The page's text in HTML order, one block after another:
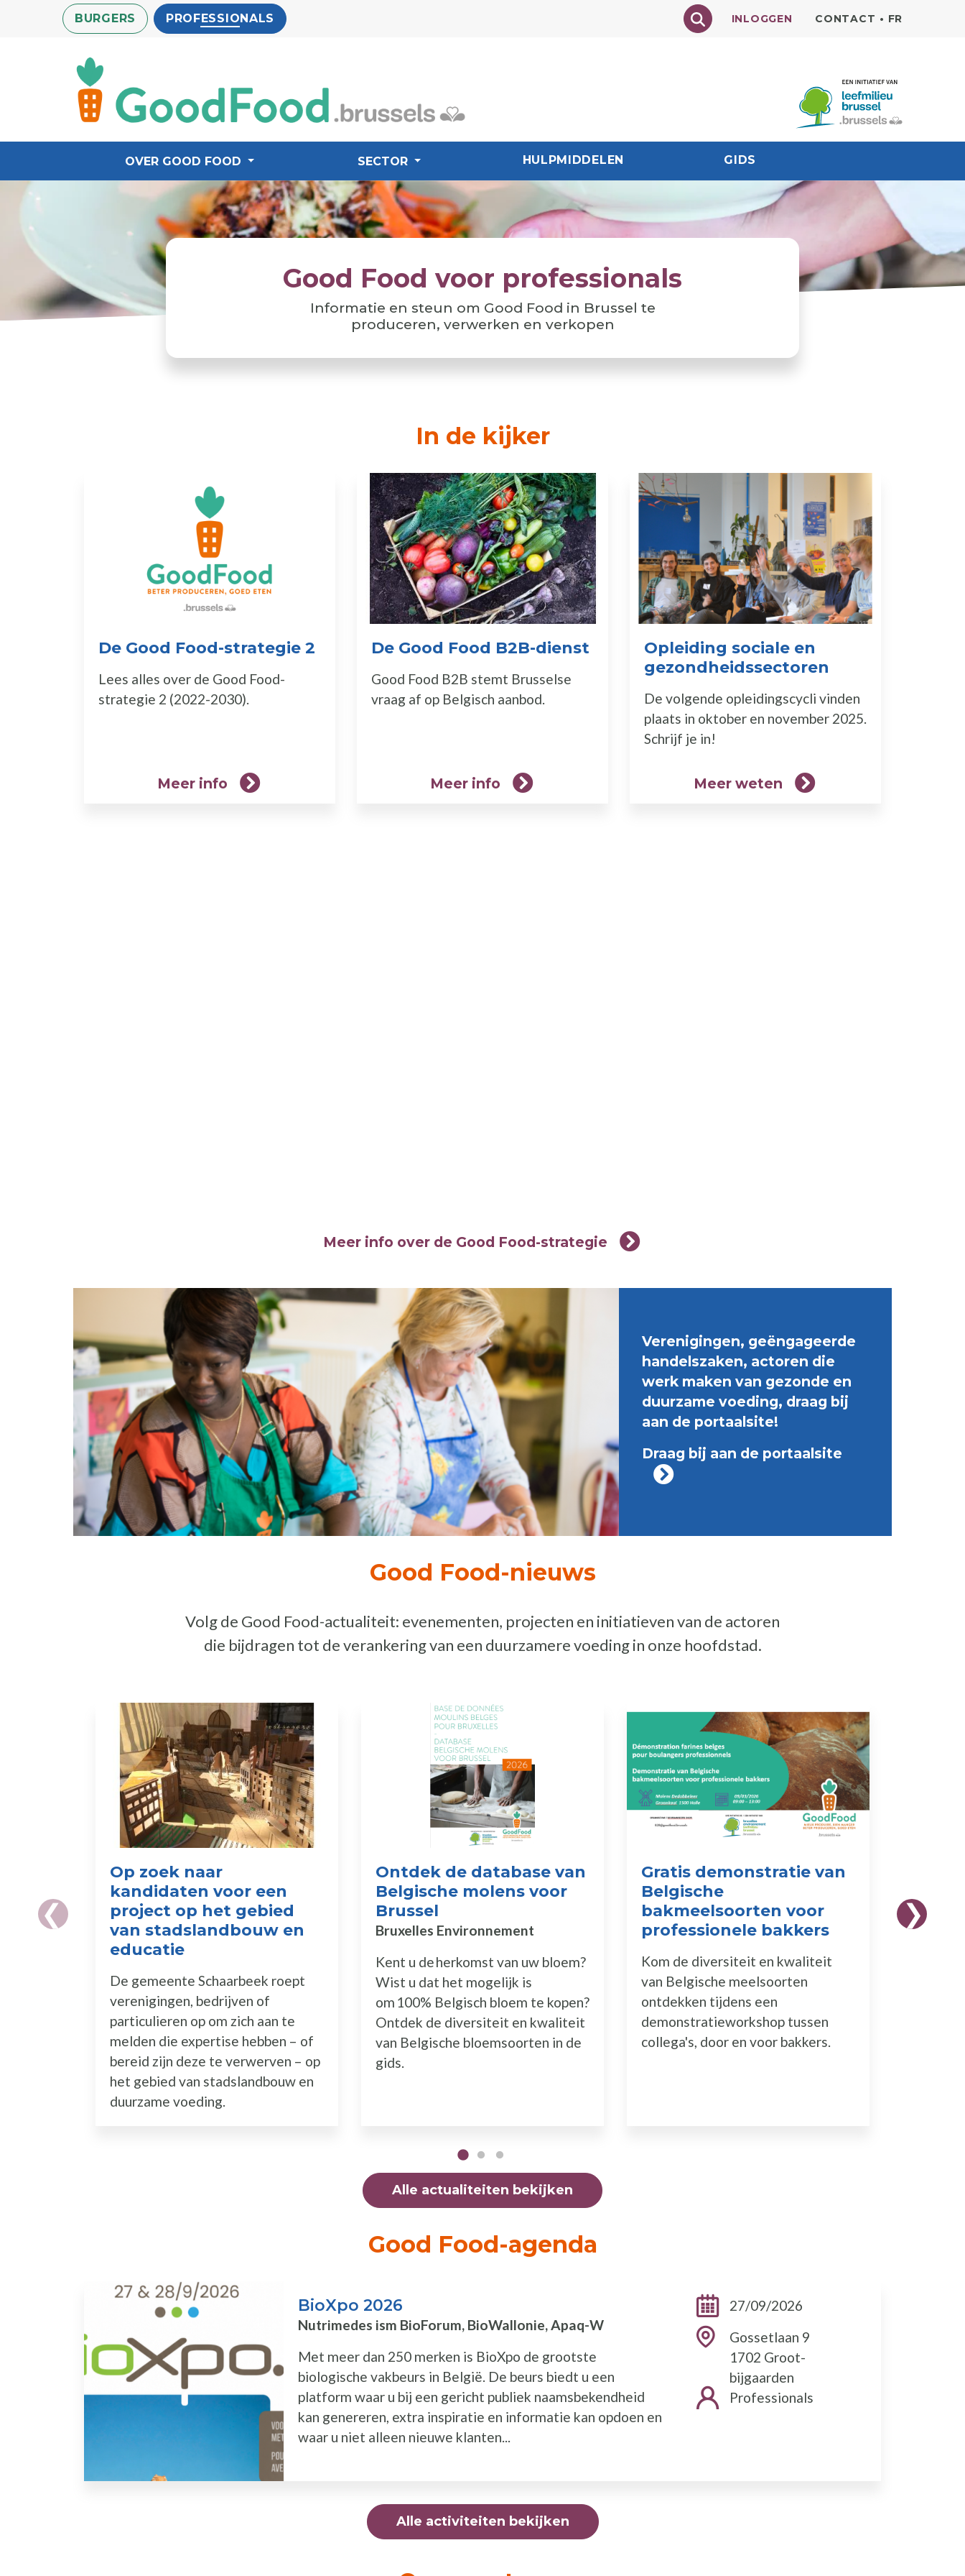
BURGERS PROFESSIONALS Texte à rechercher
INLOGGEN CONTACT • FR
OVER GOOD FOOD SECTOR HULPMIDDELEN GIDS
Good Food voor professionals
Informatie en steun om Good Food in Brussel te
produceren, verwerken en verkopen
In de kijker
De Good Food-strategie 2
Lees alles over de Good Food-
strategie 2 (2022-2030).
Meer info
De Good Food B2B-dienst
Good Food B2B stemt Brusselse
vraag af op Belgisch aanbod.
Meer info
Opleiding sociale en
gezondheidssectoren
De volgende opleidingscycli vinden
plaats in oktober en november 2025.
Schrijf je in!
Meer weten
Meer info over de Good Food-strategie
Verenigingen, geëngageerde
handelszaken, actoren die
werk maken van gezonde en
duurzame voeding, draag bij
aan de portaalsite!
Draag bij aan de portaalsite
Good Food-nieuws
Volg de Good Food-actualiteit: evenementen, projecten en initiatieven van de actoren
die bijdragen tot de verankering van een duurzamere voeding in onze hoofdstad.
Op zoek naar
kandidaten voor een
project op het gebied
van stadslandbouw en
educatie
De gemeente Schaarbeek roept
verenigingen, bedrijven of
particulieren op om zich aan te
melden die expertise hebben – of
bereid zijn deze te verwerven – op
het gebied van stadslandbouw en
duurzame voeding.
Ontdek de database van
Belgische molens voor
Brussel
Bruxelles Environnement
Kent u de herkomst van uw bloem?
Wist u dat het mogelijk is
om 100% Belgisch bloem te kopen?
Ontdek de diversiteit en kwaliteit
van Belgische bloemsoorten in de
gids.
Gratis demonstratie van
Belgische
bakmeelsoorten voor
professionele bakkers
Kom de diversiteit en kwaliteit
van Belgische meelsoorten
ontdekken tijdens een
demonstratieworkshop tussen
collega's, door en voor bakkers.
vanaf
Alle actualiteiten bekijken
Good Food-agenda
BioXpo 2026
Nutrimedes ism BioForum, BioWallonie, Apaq-W
Met meer dan 250 merken is BioXpo de grootste
biologische vakbeurs in België. De beurs biedt u een
platform waar u bij een gericht publiek naamsbekendheid
kan genereren, extra inspiratie en informatie kan opdoen en
waar u niet alleen nieuwe klanten...
Datums:27/09/2026
AdresGossetlaan 9
1702 Groot-
bijgaarden
Doelgroepen:
Professionals
Alle activiteiten bekijken